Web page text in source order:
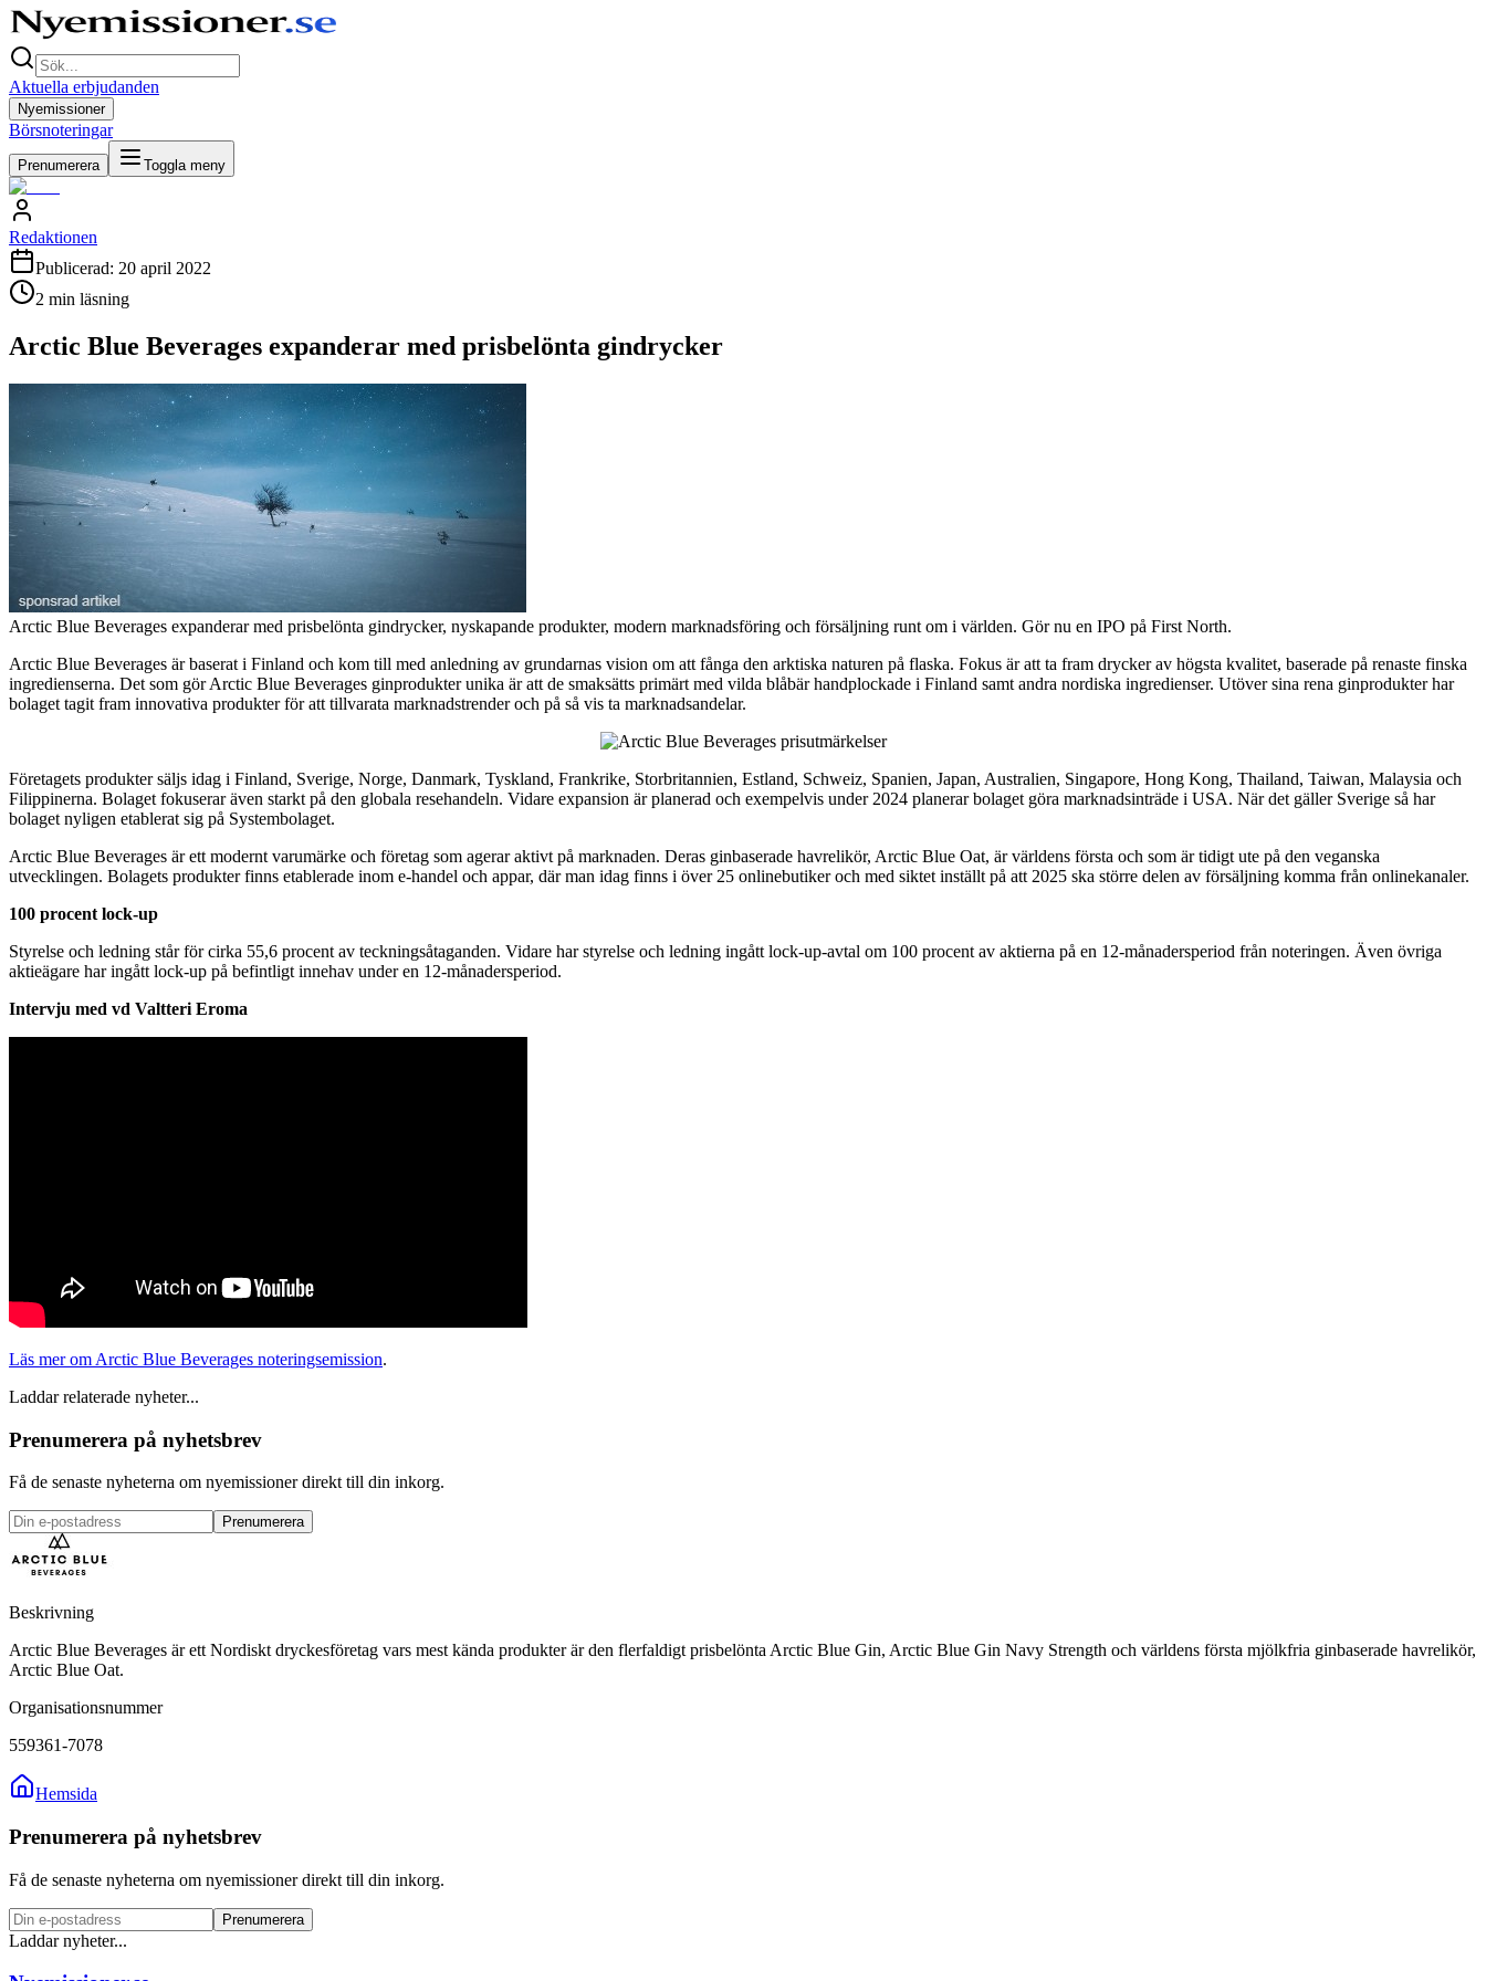
Aktuella erbjudanden
Nyemissioner
Börsnoteringar
Prenumerera Toggla meny
Redaktionen
Publicerad: 20 april 2022
2 min läsning
Arctic Blue Beverages expanderar med prisbelönta gindrycker
Arctic Blue Beverages expanderar med prisbelönta gindrycker, nyskapande produkter, modern marknadsföring och försäljning runt om i världen. Gör nu en IPO på First North.
Arctic Blue Beverages är baserat i Finland och kom till med anledning av grundarnas vision om att fånga den arktiska naturen på flaska. Fokus är att ta fram drycker av högsta kvalitet, baserade på renaste finska
ingredienserna. Det som gör Arctic Blue Beverages ginprodukter unika är att de smaksätts primärt med vilda blåbär handplockade i Finland samt andra nordiska ingredienser. Utöver sina rena ginprodukter har
bolaget tagit fram innovativa produkter för att tillvarata marknadstrender och på så vis ta marknadsandelar.
Företagets produkter säljs idag i Finland, Sverige, Norge, Danmark, Tyskland, Frankrike, Storbritannien, Estland, Schweiz, Spanien, Japan, Australien, Singapore, Hong Kong, Thailand, Taiwan, Malaysia och
Filippinerna. Bolaget fokuserar även starkt på den globala resehandeln. Vidare expansion är planerad och exempelvis under 2024 planerar bolaget göra marknadsinträde i USA. När det gäller Sverige så har
bolaget nyligen etablerat sig på Systembolaget.
Arctic Blue Beverages är ett modernt varumärke och företag som agerar aktivt på marknaden. Deras ginbaserade havrelikör, Arctic Blue Oat, är världens första och som är tidigt ute på den veganska
utvecklingen. Bolagets produkter finns etablerade inom e-handel och appar, där man idag finns i över 25 onlinebutiker och med siktet inställt på att 2025 ska större delen av försäljning komma från onlinekanaler.
100 procent lock-up
Styrelse och ledning står för cirka 55,6 procent av teckningsåtaganden. Vidare har styrelse och ledning ingått lock-up-avtal om 100 procent av aktierna på en 12-månadersperiod från noteringen. Även övriga
aktieägare har ingått lock-up på befintligt innehav under en 12-månadersperiod.
Intervju med vd Valtteri Eroma
Läs mer om Arctic Blue Beverages noteringsemission.
Laddar relaterade nyheter...
Prenumerera på nyhetsbrev
Få de senaste nyheterna om nyemissioner direkt till din inkorg.
Prenumerera
Beskrivning
Arctic Blue Beverages är ett Nordiskt dryckesföretag vars mest kända produkter är den flerfaldigt prisbelönta Arctic Blue Gin, Arctic Blue Gin Navy Strength och världens första mjölkfria ginbaserade havrelikör,
Arctic Blue Oat.
Organisationsnummer
559361-7078
Hemsida
Prenumerera på nyhetsbrev
Få de senaste nyheterna om nyemissioner direkt till din inkorg.
Prenumerera
Laddar nyheter...